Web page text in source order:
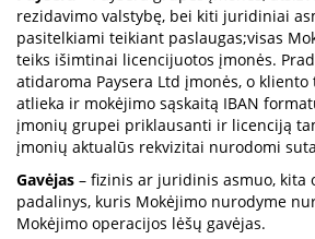
rezidavimo valstybę, bei kiti juridiniai
pasitelkiami teikiant paslaugas;visas
teiks išimtinai licencijuotos įmonės.
atidaroma Paysera Ltd įmonės, o
atlieka ir mokėjimo sąskaitą IBAN
įmonių grupei priklausanti ir licenciją
įmonių aktualūs rekvizitai nurodomi
Gavėjas – fizinis ar juridinis asmuo, kita
padalinys, kuris Mokėjimo nurodyme
Mokėjimo operacijos lėšų gavėjas.